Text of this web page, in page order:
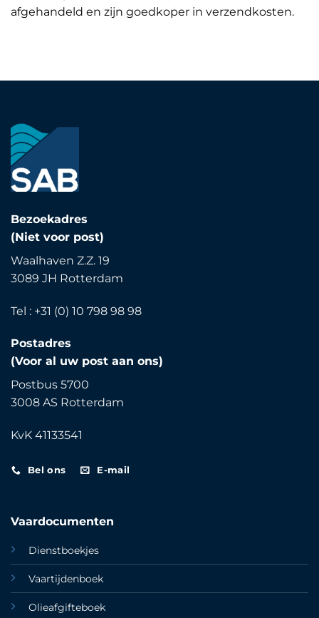
afgehandeld en zijn goedkoper in verzendkosten.
Bezoekadres
(Niet voor post)
Waalhaven Z.Z. 19
3089 JH Rotterdam
Tel : +31 (0) 10 798 98 98
Postadres
(Voor al uw post aan ons)
Postbus 5700
3008 AS Rotterdam
KvK 41133541
Bel ons E-mail
Vaardocumenten
Dienstboekjes
Vaartijdenboek
Olieafgifteboek